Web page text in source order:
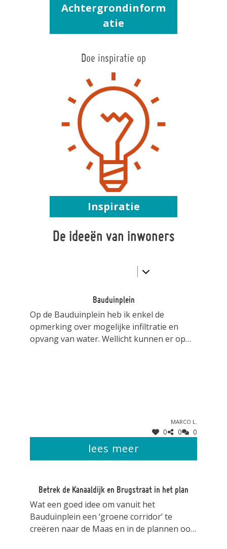
Achtergrondinform
atie
Doe inspiratie op
Inspiratie
De ideeën van inwoners
Bauduinplein
Op de Bauduinplein heb ik enkel de
opmerking over mogelijke infiltratie en
opvang van water. Wellicht kunnen er op
Marco L.
0 0 0
lees meer
Betrek de Kanaaldijk en Brugstraat in het plan
Wat een goed idee om vanuit het
Bauduinplein een ‘groene corridor’ te
creëren naar de Maas en in de plannen ook